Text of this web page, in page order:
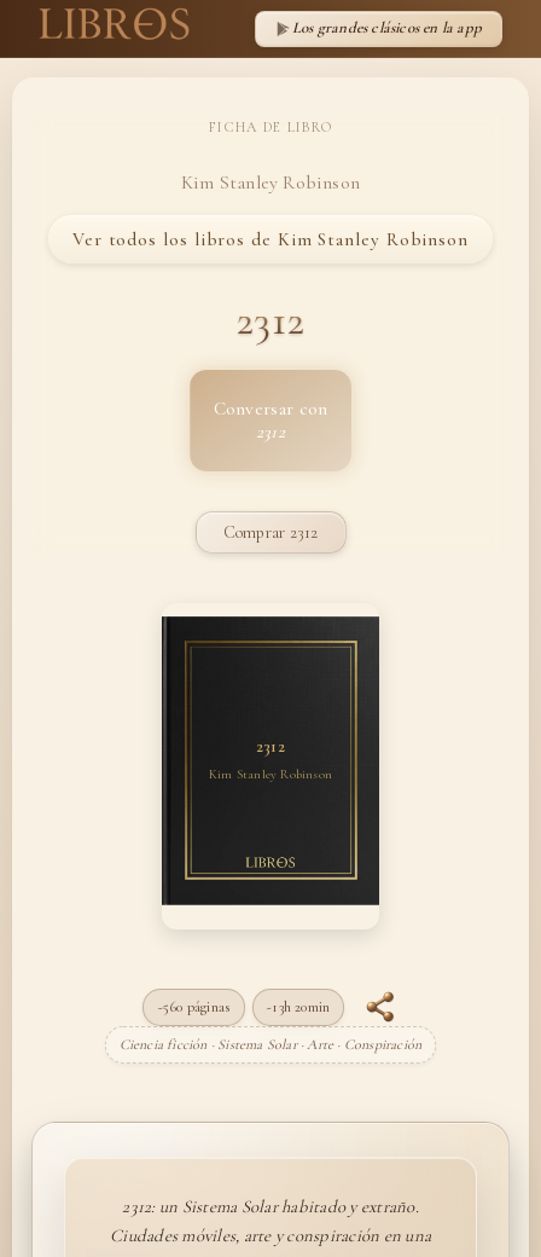
Los grandes clásicos en la app
FICHA DE LIBRO
Kim Stanley Robinson
Ver todos los libros de Kim Stanley Robinson
2312
Conversar con
2312
Comprar 2312
2312
Kim Stanley Robinson
~560 páginas ~13h 20min
Ciencia ficción · Sistema Solar · Arte · Conspiración
2312: un Sistema Solar habitado y extraño.
Ciudades móviles, arte y conspiración en una